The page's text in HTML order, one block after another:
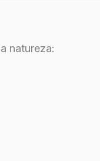
natureza: